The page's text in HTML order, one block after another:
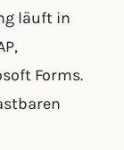
läuft in
Forms.